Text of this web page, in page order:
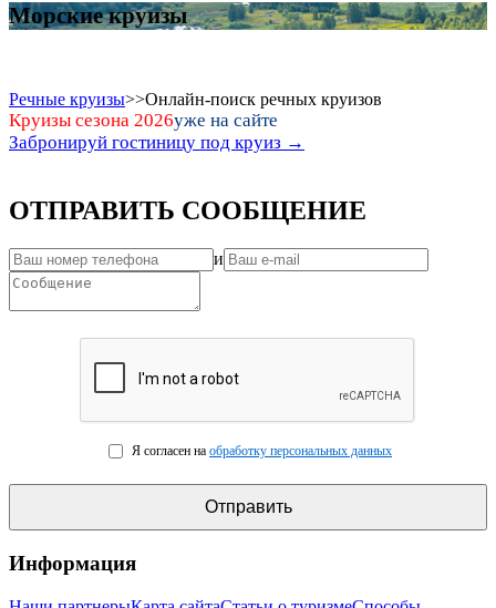
Морские круизы
Речные круизы>>Онлайн-поиск речных круизов
Круизы сезона 2026уже на сайте
Забронируй гостиницу под круиз →
ОТПРАВИТЬ СООБЩЕНИЕ
и
Я согласен на обработку персональных данных
Информация